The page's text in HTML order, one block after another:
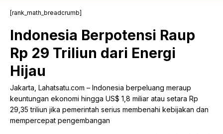
[rank_math_breadcrumb]
Indonesia Berpotensi Raup
Rp 29 Triliun dari Energi
Hijau
Jakarta, Lahatsatu.com – Indonesia berpeluang meraup
keuntungan ekonomi hingga US$ 1,8 miliar atau setara Rp
29,35 triliun jika pemerintah serius membenahi kebijakan dan
mempercepat pengembangan